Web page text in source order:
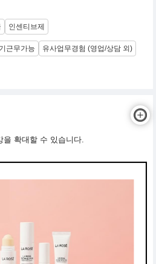
인센티브제
근무가능 유사업무경험 (영업/상담 외)
을 확대할 수 있습니다.